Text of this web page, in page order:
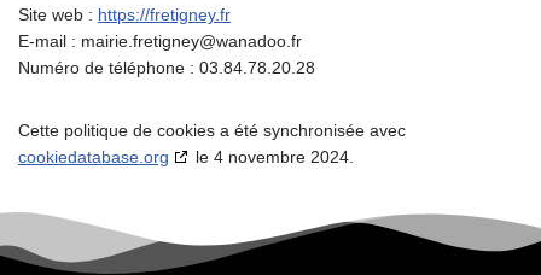
Site web : https://fretigney.fr
E-mail : mairie.fretigney@wanadoo.fr
Numéro de téléphone : 03.84.78.20.28
Cette politique de cookies a été synchronisée avec
cookiedatabase.org
le 4 novembre 2024.